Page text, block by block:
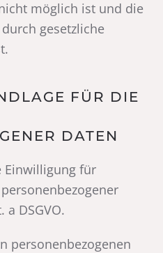
möglich ist und die
gesetzliche
FÜR DIE
DATEN
Einwilligung für
a DSGVO.
personenbezogenen